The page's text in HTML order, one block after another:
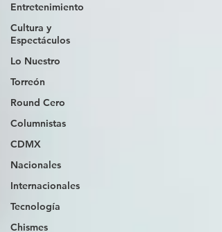
Entretenimiento
Cultura y
Espectáculos
Lo Nuestro
Torreón
Round Cero
Columnistas
CDMX
Nacionales
Internacionales
Tecnología
Chismes